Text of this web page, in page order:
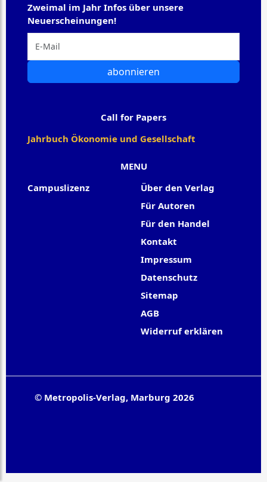
MENU
Campuslizenz
Über den Verlag
Für Autoren
Für den Handel
Kontakt
Impressum
Datenschutz
Sitemap
AGB
Widerruf erklären
Zweimal im Jahr Infos über unsere
Neuerscheinungen!
abonnieren
Call for Papers
Jahrbuch Ökonomie und Gesellschaft
© Metropolis-Verlag, Marburg 2026